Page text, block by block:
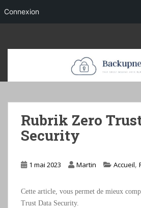
Rubrik Zero
Security
1 mai 2023 Martin Accueil,
Cette article, vous permet de mieux
Trust Data Security.
Connexion